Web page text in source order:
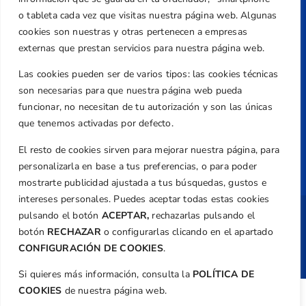
o tableta cada vez que visitas nuestra página web. Algunas
cookies son nuestras y otras pertenecen a empresas
externas que prestan servicios para nuestra página web.
Las cookies pueden ser de varios tipos: las cookies técnicas
son necesarias para que nuestra página web pueda
funcionar, no necesitan de tu autorización y son las únicas
que tenemos activadas por defecto.
El resto de cookies sirven para mejorar nuestra página, para
personalizarla en base a tus preferencias, o para poder
mostrarte publicidad ajustada a tus búsquedas, gustos e
intereses personales. Puedes aceptar todas estas cookies
pulsando el botón ACEPTAR, rechazarlas pulsando el
botón RECHAZARo configurarlas clicando en el apartado
CONFIGURACIÓN DE COOKIES.
Si quieres más información, consulta la POLÍTICA DE
COOKIES de nuestra página web.
Aviso Legal
Política de Privacidad
Transparencia
Normativa
Federación
Copyright ©Federación de Golf de la
Comunitat Valenciana| Diseño:TecnoQuatre